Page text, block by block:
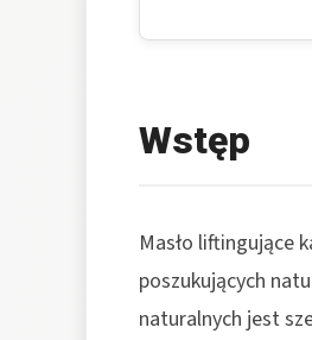
Wstęp
Masło liftingujące
poszukujących
naturalnych jest